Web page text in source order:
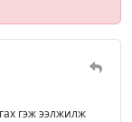
гэж ээлжилж